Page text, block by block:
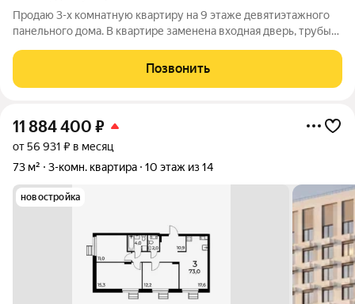
Продаю 3-х комнатную квартиру на 9 этаже девятиэтажного
панельного дома. В квартире заменена входная дверь, трубы
газ, свет. На полу-ламинат, пластиковые окна, лоджия
застеклена - дерево.
Позвонить
11 884 400 ₽
от 56 931 ₽ в месяц
73 м²
3-комн. квартира 10 этаж из 14
новостройка